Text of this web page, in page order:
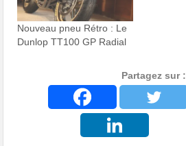
Nouveau pneu Rétro : Le
Dunlop TT100 GP Radial
Partagez sur :